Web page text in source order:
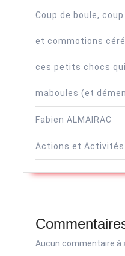
Coup de boule,
et commotions
ces petits chocs
maboules (et
Fabien ALMAIRAC
Actions et Activités
Aucun commentaire à